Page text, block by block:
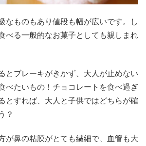
なものもあり値段も幅が広いです。し
べる一般的なお菓子としても親しまれ
とブレーキがきかず、大人が止めない
べたいもの！チョコレートを食べ過ぎ
とすれば、大人と子供ではどちらが確
？
が鼻の粘膜がとても繊細で、血管も大